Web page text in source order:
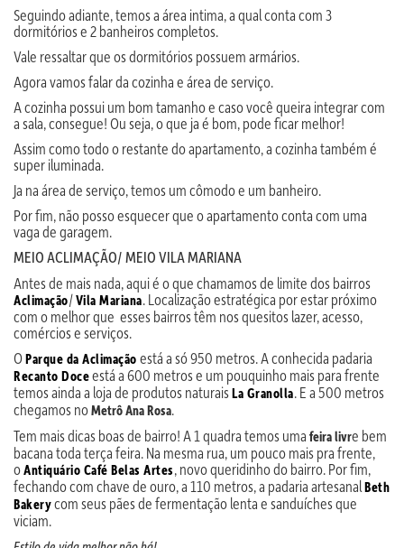
Seguindo adiante, temos a área intima, a qual conta com 3
dormitórios e 2 banheiros completos.
Vale ressaltar que os dormitórios possuem armários.
Agora vamos falar da cozinha e área de serviço.
A cozinha possui um bom tamanho e caso você queira integrar com
a sala, consegue! Ou seja, o que ja é bom, pode ficar melhor!
Assim como todo o restante do apartamento, a cozinha também é
super iluminada.
Ja na área de serviço, temos um cômodo e um banheiro.
Por fim, não posso esquecer que o apartamento conta com uma
vaga de garagem.
MEIO ACLIMAÇÃO/ MEIO VILA MARIANA
Antes de mais nada, aqui é o que chamamos de limite dos bairros
Aclimação/Vila Mariana. Localização estratégica por estar próximo
com o melhor que esses bairros têm nos quesitos lazer, acesso,
comércios e serviços.
OParque da Aclimação está a só 950 metros. A conhecida padaria
Recanto Doceestá a 600 metros e um pouquinho mais para frente
temos ainda a loja de produtos naturaisLa Granolla. E a 500 metros
chegamos noMetrô Ana Rosa.
Tem mais dicas boas de bairro! A 1 quadra temos uma feira livre bem
bacana toda terça feira. Na mesma rua, um pouco mais pra frente,
oAntiquário Café Belas Artes, novo queridinho do bairro. Por fim,
fechando com chave de ouro, a 110 metros, a padaria artesanalBeth
Bakerycom seus pães de fermentação lenta e sanduíches que
viciam.